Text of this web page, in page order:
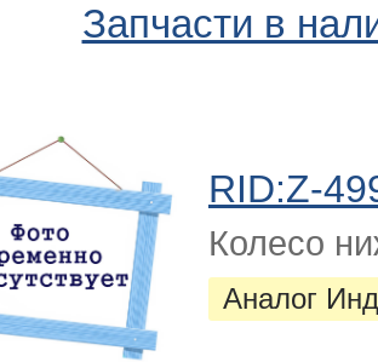
Запчасти в
RID:Z-
Колесо
Аналог